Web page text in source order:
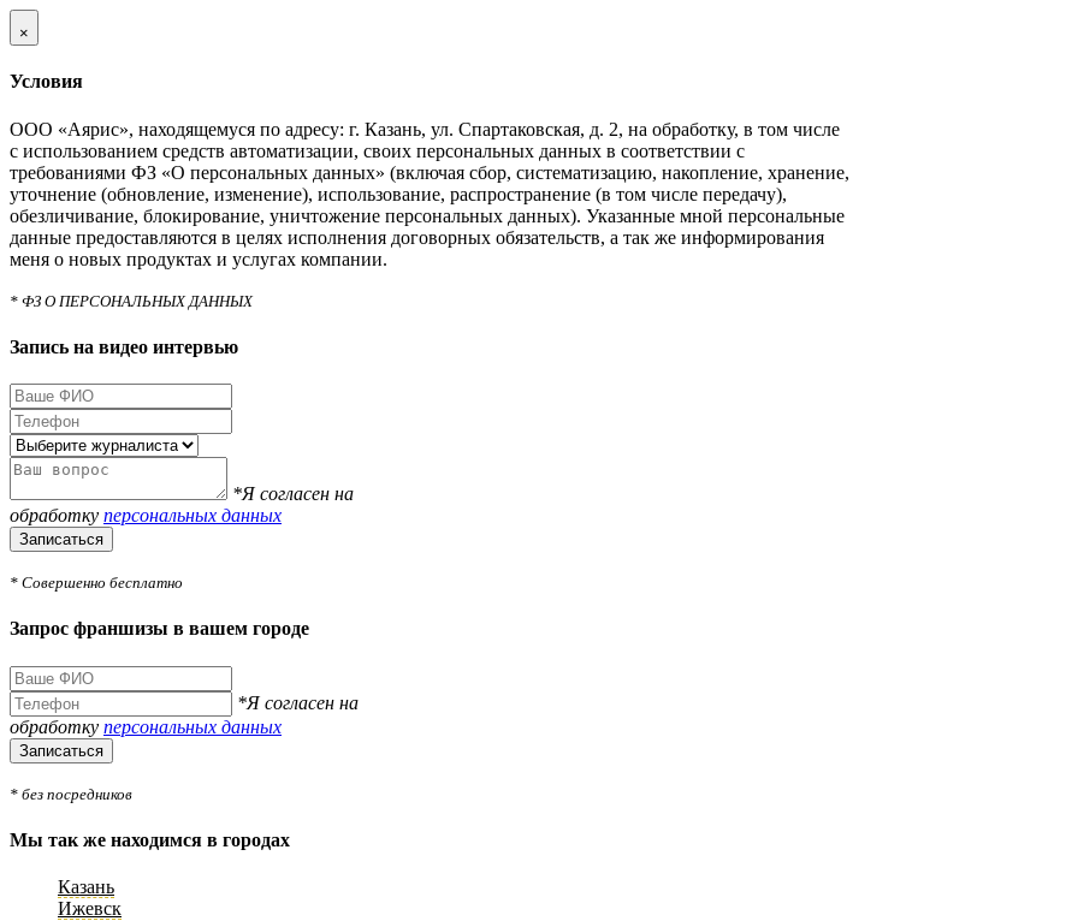
×
Условия
ООО «Аярис», находящемуся по адресу: г. Казань, ул. Спартаковская, д. 2, на обработку, в том числе
с использованием средств автоматизации, своих персональных данных в соответствии с
требованиями ФЗ «О персональных данных» (включая сбор, систематизацию, накопление, хранение,
уточнение (обновление, изменение), использование, распространение (в том числе передачу),
обезличивание, блокирование, уничтожение персональных данных). Указанные мной персональные
данные предоставляются в целях исполнения договорных обязательств, а так же информирования
меня о новых продуктах и услугах компании.
* ФЗ О ПЕРСОНАЛЬНЫХ ДАННЫХ
Запись на видео интервью
*Я согласен на
обработку персональных данных
Записаться
* Совершенно бесплатно
Запрос франшизы в вашем городе
*Я согласен на
обработку персональных данных
Записаться
* без посредников
Мы так же находимся в городах
Казань
Ижевск